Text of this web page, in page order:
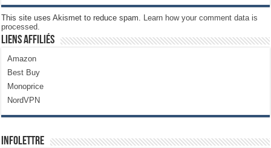
This site uses Akismet to reduce spam.
Learn how your comment data is
processed.
Liens Affiliés
Amazon
Best Buy
Monoprice
NordVPN
Infolettre